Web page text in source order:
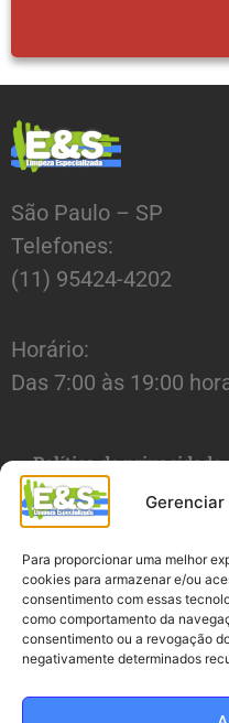
Para proporcionar uma melhor
cookies para armazenar e/ou
consentimento com essas
como comportamento da
consentimento ou a revogação
negativamente determinados
São Paulo – SP
Telefones:
(11) 95424-4202
Horário:
Das 7:00 às 19:00
Política de privacidade
Limpeza Especializada
Galerias
Contato